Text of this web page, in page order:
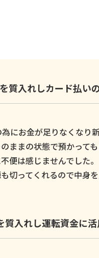
質入れしカード払い
にお金が足りなくなり
ままの状態で預かって
便は感じませんでした。
切ってくれるので中身
質入れし運転資金に活